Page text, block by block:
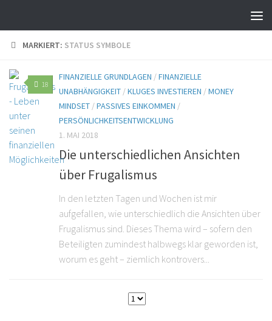
MARKIERT: STATUS SYMBOLE
18
FINANZIELLE GRUNDLAGEN /FINANZIELLE
UNABHÄNGIGKEIT /KLUGES INVESTIEREN /MONEY
MINDSET /PASSIVES EINKOMMEN /
PERSÖNLICHKEITSENTWICKLUNG
1. MAI 2018
Die unterschiedlichen Ansichten
über Frugalismus
In den letzten Tagen und Wochen ist mir
aufgefallen, wie unterschiedlich die Ansichten über
Frugalismus sind. Dieses Thema wird – sofern den
Beteiligten zumindest halbwegs klar geworden ist,
worum es geht – ziemlich kontrovers...